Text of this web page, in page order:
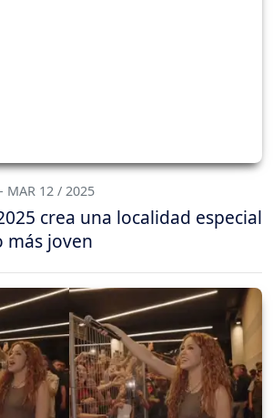
MAR 12 / 2025
crea una localidad especial
más joven